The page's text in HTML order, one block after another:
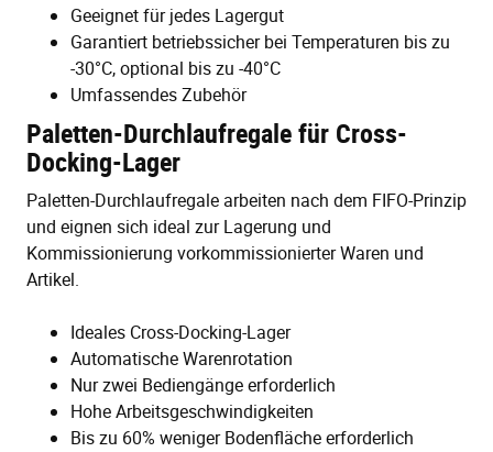
Geeignet für jedes Lagergut
Garantiert betriebssicher bei Temperaturen bis zu
-30°C, optional bis zu -40°C
Umfassendes Zubehör
Paletten-Durchlaufregale für Cross-
Docking-Lager
Paletten-Durchlaufregale arbeiten nach dem FIFO-Prinzip
und eignen sich ideal zur Lagerung und
Kommissionierung vorkommissionierter Waren und
Artikel.
Ideales Cross-Docking-Lager
Automatische Warenrotation
Nur zwei Bediengänge erforderlich
Hohe Arbeitsgeschwindigkeiten
Bis zu 60% weniger Bodenfläche erforderlich